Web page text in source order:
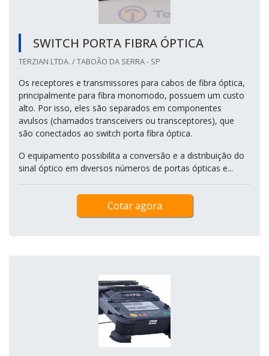
SWITCH PORTA FIBRA ÓPTICA
TERZIAN LTDA. / TABOÃO DA SERRA - SP
Os receptores e transmissores para cabos de fibra óptica,
principalmente para fibra monomodo, possuem um custo
alto. Por isso, eles são separados em componentes
avulsos (chamados transceivers ou transceptores), que
são conectados ao switch porta fibra óptica.
O equipamento possibilita a conversão e a distribuição do
sinal óptico em diversos números de portas ópticas e...
Cotar agora